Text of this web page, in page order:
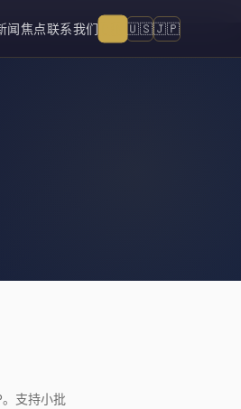
闻焦点联系我们 🇺🇸🇯🇵
支持小批